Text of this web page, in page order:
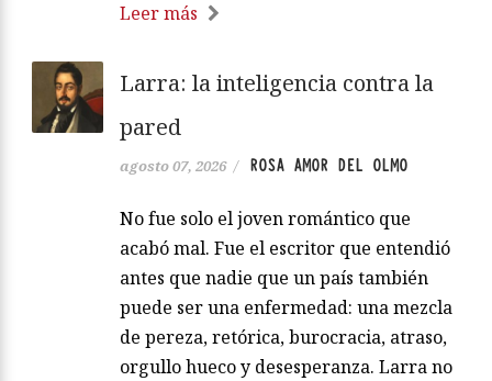
Leer más
Larra: la inteligencia contra la
pared
agosto 07, 2026 / ROSA AMOR DEL OLMO
No fue solo el joven romántico que
acabó mal. Fue el escritor que entendió
antes que nadie que un país también
puede ser una enfermedad: una mezcla
de pereza, retórica, burocracia, atraso,
orgullo hueco y desesperanza. Larra no